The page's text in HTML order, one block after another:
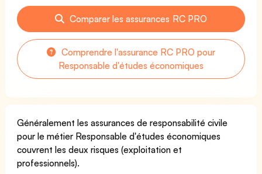
Comparer les assurances RC PRO
Comprendre l'assurance RC PRO pour
Responsable d'études économiques
Généralement les assurances de responsabilité civile
pour le métier Responsable d'études économiques
couvrent les deux risques (exploitation et
professionnels).